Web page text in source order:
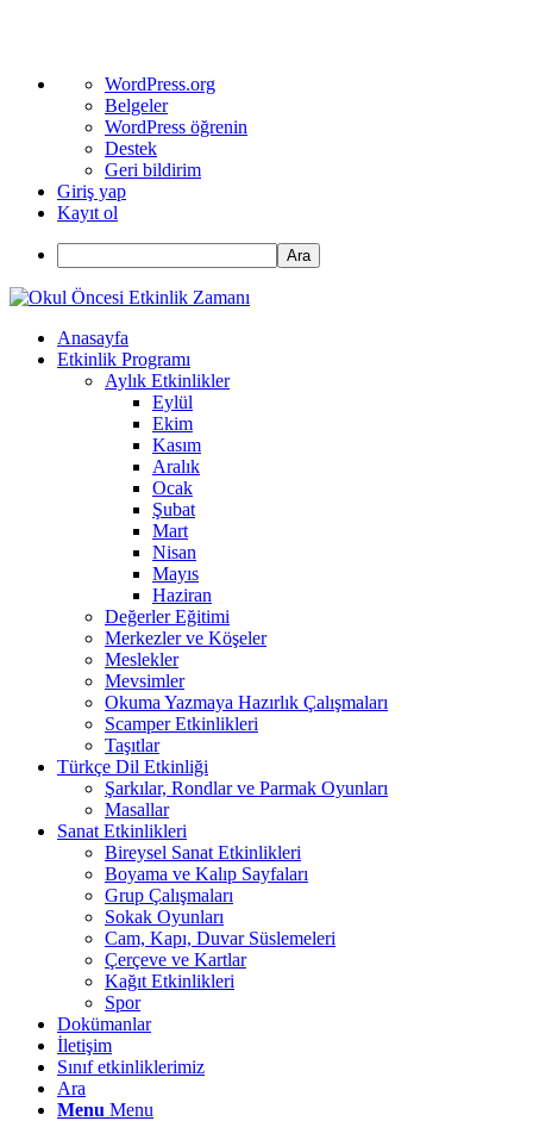
WordPress
hakkında
WordPress.org
Belgeler
WordPress öğrenin
Destek
Geri bildirim
Giriş yap
Kayıt ol
Ara
Anasayfa
Etkinlik Programı
Aylık Etkinlikler
Eylül
Ekim
Kasım
Aralık
Ocak
Şubat
Mart
Nisan
Mayıs
Haziran
Değerler Eğitimi
Merkezler ve Köşeler
Meslekler
Mevsimler
Okuma Yazmaya Hazırlık Çalışmaları
Scamper Etkinlikleri
Taşıtlar
Türkçe Dil Etkinliği
Şarkılar, Rondlar ve Parmak Oyunları
Masallar
Sanat Etkinlikleri
Bireysel Sanat Etkinlikleri
Boyama ve Kalıp Sayfaları
Grup Çalışmaları
Sokak Oyunları
Cam, Kapı, Duvar Süslemeleri
Çerçeve ve Kartlar
Kağıt Etkinlikleri
Spor
Dokümanlar
İletişim
Sınıf etkinliklerimiz
Ara
Menu Menu